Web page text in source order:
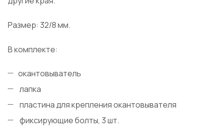
Размер: 32/8 мм.
В комплекте:
окантовыватель
лапка
пластина для крепления окантовывателя
фиксирующие болты, 3 шт.